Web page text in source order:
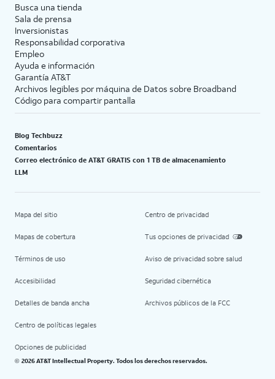
Busca una tienda
Sala de prensa
Inversionistas
Responsabilidad corporativa
Empleo
Ayuda e información
Garantía AT&T
Archivos legibles por máquina de Datos sobre Broadband
Código para compartir pantalla
Blog Techbuzz
Comentarios
Correo electrónico de AT&T GRATIS con 1 TB de almacenamiento
LLM
Mapa del sitio
Mapas de cobertura
Términos de uso
Accesibilidad
Detalles de banda ancha
Centro de políticas legales
Opciones de publicidad
Centro de privacidad
Tus opciones de privacidad
Aviso de privacidad sobre salud
Seguridad cibernética
Archivos públicos de la FCC
© 2026 AT&T Intellectual Property. Todos los derechos reservados.